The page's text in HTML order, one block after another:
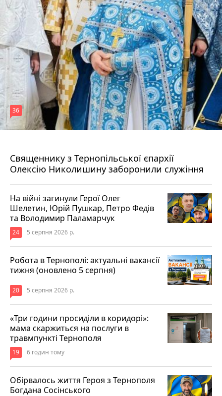
Священнику з Тернопільської єпархії
Олексію Николишину заборонили служіння
36
На війні загинули Герої Олег
Шелетин, Юрій Пушкар, Петро Федів
та Володимир Паламарчук
24 5 серпня 2026 р.
Робота в Тернополі: актуальні вакансії
тижня (оновлено 5 серпня)
20 5 серпня 2026 р.
«Три години просиділи в коридорі»:
мама скаржиться на послуги в
травмпункті Тернополя
19 6 годин тому
Обірвалось життя Героя з Тернополя
Богдана Сосінського